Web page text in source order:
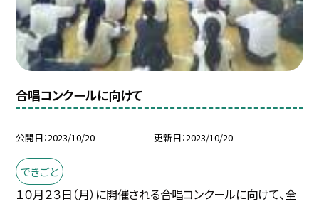
合唱コンクールに向けて
公開日 2023/10/20 更新日 2023/10/20
できごと
１０月２３日（月）に開催される合唱コンクールに向けて、全